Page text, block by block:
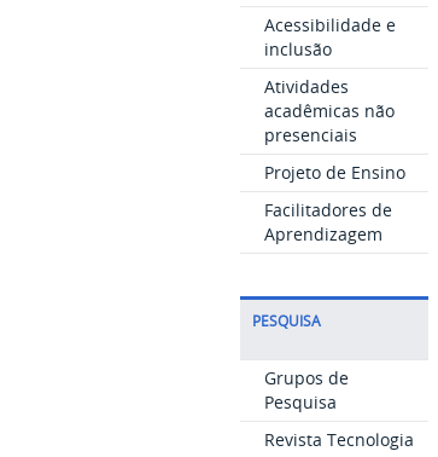
Acessibilidade e
inclusão
Atividades
acadêmicas não
presenciais
Projeto de Ensino
Facilitadores de
Aprendizagem
PESQUISA
Grupos de
Pesquisa
Revista Tecnologia